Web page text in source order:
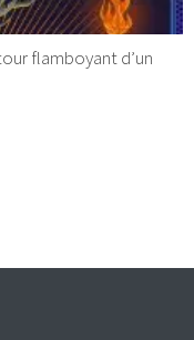
flamboyant d’un